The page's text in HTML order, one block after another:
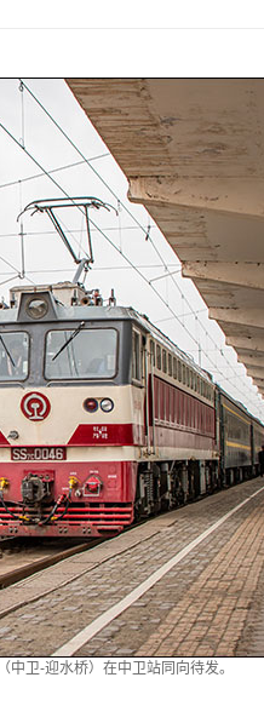
卫-迎水桥）在中卫站同向待发。